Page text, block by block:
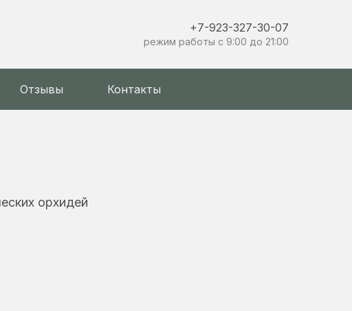
режим работы с 9:00 до 21:00
+7-923-327-30-07
Отзывы Контакты
орхидей